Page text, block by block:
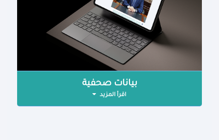
بيانات صحفية
اقرأ المزيد